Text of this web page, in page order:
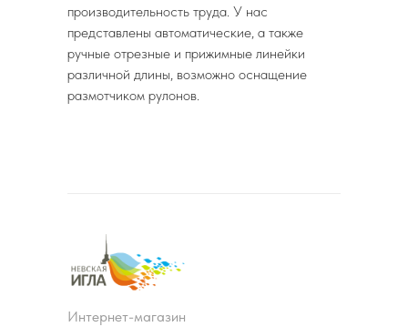
производительность труда. У нас
представлены автоматические, а также
ручные отрезные и прижимные линейки
различной длины, возможно оснащение
размотчиком рулонов.
Интернет-магазин